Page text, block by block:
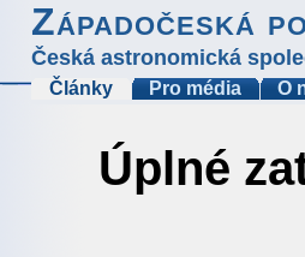
Západočeská
Česká astronomická
Články Pro média O
Úplné